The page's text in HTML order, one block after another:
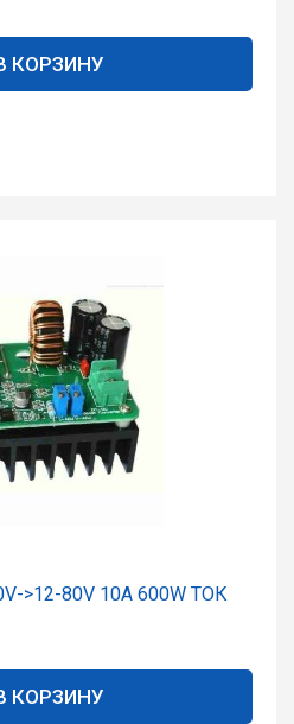
КОРЗИНУ
>12-80V 10A 600W ТОК
КОРЗИНУ